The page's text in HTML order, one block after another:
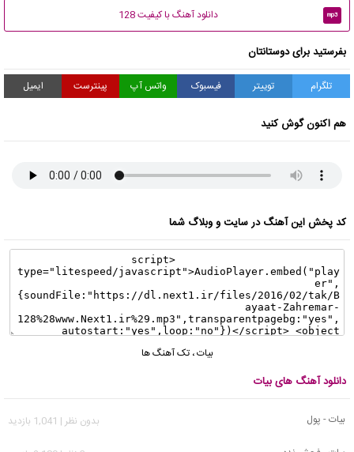
mp3 دانلود آهنگ با کیفیت 128
بفرستید برای دوستانتان
تلگرام توییتر فیسبوک واتس آپ پینترست ایمیل
هم اکنون گوش کنید
کد پخش این آهنگ در سایت و وبلاگ شما
بیات،تک آهنگ ها
دانلود آهنگ های بیات
بیات - پول
بدون نظر | 1,041 بازدید